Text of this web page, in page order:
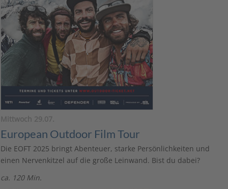
Mittwoch 29.07.
European Outdoor Film Tour
Die EOFT 2025 bringt Abenteuer, starke Persönlichkeiten und
einen Nervenkitzel auf die große Leinwand. Bist du dabei?
ca. 120 Min.